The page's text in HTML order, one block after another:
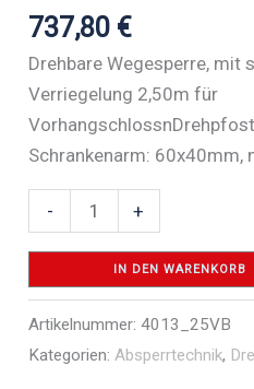
737,80 €
Drehbare Wegesperre, mit
Verriegelung 2,50m für
Schrankenarm: 60x40mm,
-
Drehbare
Wegesperre
Art.Nr.
4013_25VB
Menge
+
IN DEN WARENKORB
Artikelnummer:4013_25VB
Kategorien:Absperrtechnik,